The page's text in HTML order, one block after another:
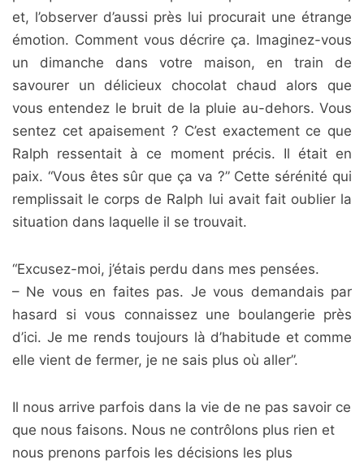
et, l’observer d’aussi près lui procurait une étrange
émotion. Comment vous décrire ça. Imaginez-vous
un dimanche dans votre maison, en train de
savourer un délicieux chocolat chaud alors que
vous entendez le bruit de la pluie au-dehors. Vous
sentez cet apaisement ? C’est exactement ce que
Ralph ressentait à ce moment précis. Il était en
paix. “Vous êtes sûr que ça va ?” Cette sérénité qui
remplissait le corps de Ralph lui avait fait oublier la
situation dans laquelle il se trouvait.
“Excusez-moi, j’étais perdu dans mes pensées.
– Ne vous en faites pas. Je vous demandais par
hasard si vous connaissez une boulangerie près
d’ici. Je me rends toujours là d’habitude et comme
elle vient de fermer, je ne sais plus où aller”.
Il nous arrive parfois dans la vie de ne pas savoir ce
que nous faisons. Nous ne contrôlons plus rien et
nous prenons parfois les décisions les plus